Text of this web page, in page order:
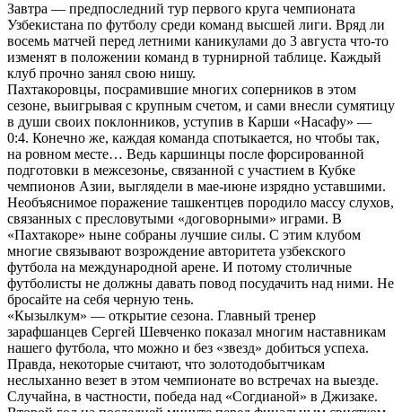
Завтра — предпоследний тур первого круга чемпионата
Узбекистана по футболу среди команд высшей лиги. Вряд ли
восемь матчей перед летними каникулами до 3 августа что-то
изменят в положении команд в турнирной таблице. Каждый
клуб прочно занял свою нишу.
Пахтакоровцы, посрамившие многих соперников в этом
сезоне, выигрывая с крупным счетом, и сами внесли сумятицу
в души своих поклонников, уступив в Карши «Насафу» —
0:4. Конечно же, каждая команда спотыкается, но чтобы так,
на ровном месте… Ведь каршинцы после форсированной
подготовки в межсезонье, связанной с участием в Кубке
чемпионов Азии, выглядели в мае-июне изрядно уставшими.
Необъяснимое поражение ташкентцев породило массу слухов,
связанных с пресловутыми «договорными» играми. В
«Пахтакоре» ныне собраны лучшие силы. С этим клубом
многие связывают возрождение авторитета узбекского
футбола на международной арене. И потому столичные
футболисты не должны давать повод посудачить над ними. Не
бросайте на себя черную тень.
«Кызылкум» — открытие сезона. Главный тренер
зарафшанцев Сергей Шевченко показал многим наставникам
нашего футбола, что можно и без «звезд» добиться успеха.
Правда, некоторые считают, что золотодобытчикам
неслыханно везет в этом чемпионате во встречах на выезде.
Случайна, в частности, победа над «Согдианой» в Джизаке.